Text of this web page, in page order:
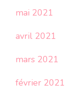
mai 2021
avril 2021
mars 2021
février 2021